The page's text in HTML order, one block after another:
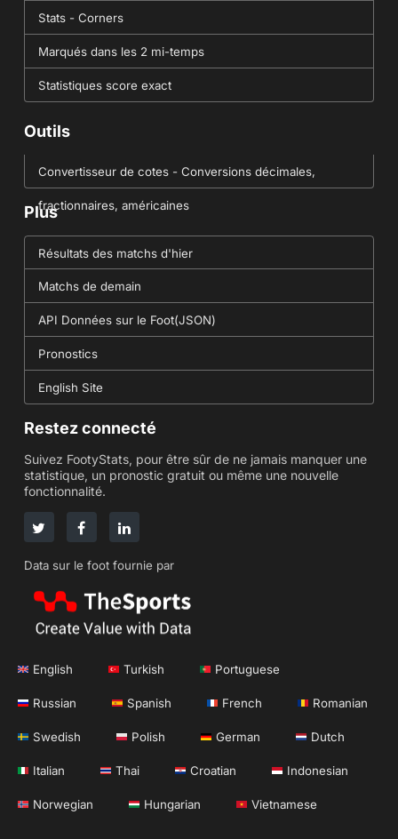
Stats - Corners
Marqués dans les 2 mi-temps
Statistiques score exact
Outils
Convertisseur de cotes - Conversions décimales,
fractionnaires, américaines
Plus
Résultats des matchs d'hier
Matchs de demain
API Données sur le Foot(JSON)
Pronostics
English Site
Restez connecté
Suivez FootyStats, pour être sûr de ne jamais manquer une
statistique, un pronostic gratuit ou même une nouvelle
fonctionnalité.
Data sur le foot fournie par
English Turkish Portuguese
Russian Spanish French Romanian
Swedish Polish German Dutch
Italian Thai Croatian Indonesian
Norwegian Hungarian Vietnamese